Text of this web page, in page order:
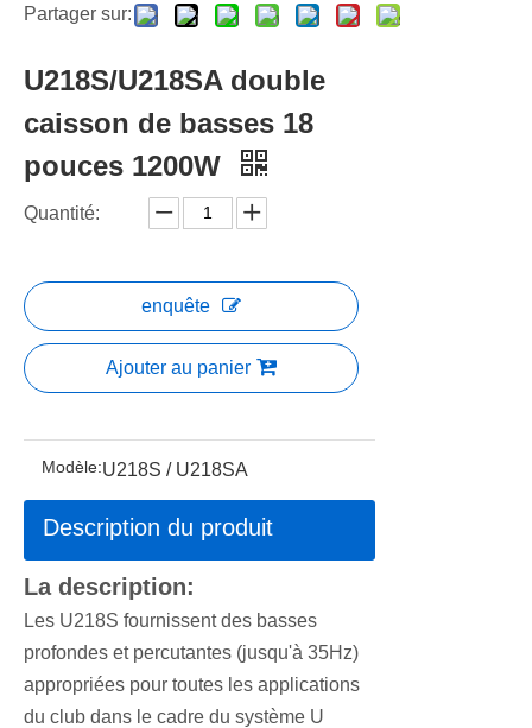
Partager sur:
U218S/U218SA double
caisson de basses 18
pouces 1200W
Quantité:
enquête
Ajouter au panier
Modèle:U218S / U218SA
Description du produit
La description:
Les U218S fournissent des basses
profondes et percutantes (jusqu'à 35Hz)
appropriées pour toutes les applications
du club dans le cadre du système U